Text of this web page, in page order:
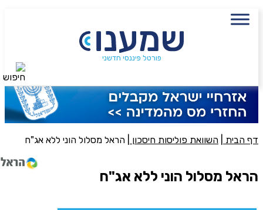
פורטל פיננסי חדשני
דף הבית השוואת פוליסות חיסכון הראל מסלול הוני ללא אג"ח
הראל מסלול הוני ללא אג"ח
שם מלא
פעולה נדרשת
סכום חיסכון בקרן
חיפוש